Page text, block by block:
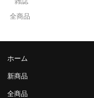
全商品
ホーム
新商品
全商品